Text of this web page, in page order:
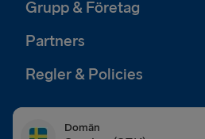
Grupp & Företag
Partners
Regler & Policies
Domän